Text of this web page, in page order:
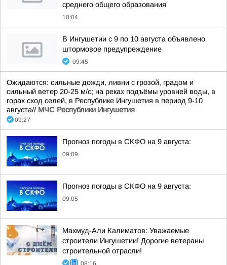
среднего общего образования
10:04
В Ингушетии с 9 по 10 августа объявлено
штормовое предупреждение
09:45
Ожидаются: сильные дожди, ливни с грозой, градом и
сильный ветер 20-25 м/с; на реках подъёмы уровней воды, в
горах сход селей, в Республике Ингушетия в период 9-10
августа// МЧС Республики Ингушетия
09:27
Прогноз погоды в СКФО на 9 августа:
09:09
Прогноз погоды в СКФО на 9 августа:
09:05
Махмуд-Али Калиматов: Уважаемые
строители Ингушетии! Дорогие ветераны
строительной отрасли!
08:16